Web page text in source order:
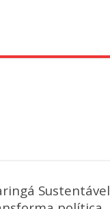
Sustentável